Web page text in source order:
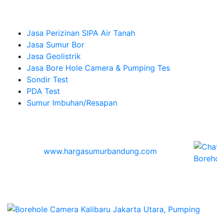
Jasa Perizinan SIPA Air Tanah
Jasa Sumur Bor
Jasa Geolistrik
Jasa Bore Hole Camera & Pumping Tes
Sondir Test
PDA Test
Sumur Imbuhan/Resapan
www.hargasumurbandung.com | Pembuatan
Izin SIPA Air Tanah, Sumur Bor, Geolistrik, Borehole